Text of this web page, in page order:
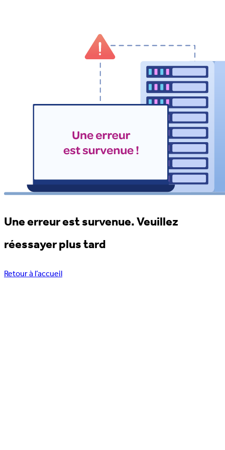
Une erreur est survenue. Veuillez
réessayer plus tard
Retour à l’accueil